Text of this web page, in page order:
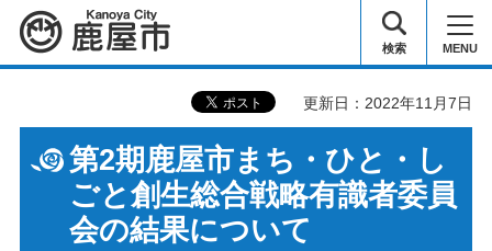
鹿屋市 検索 MENU
更新日：2022年11月7日
第2期鹿屋市まち・ひと・し
ごと創生総合戦略有識者委員
会の結果について